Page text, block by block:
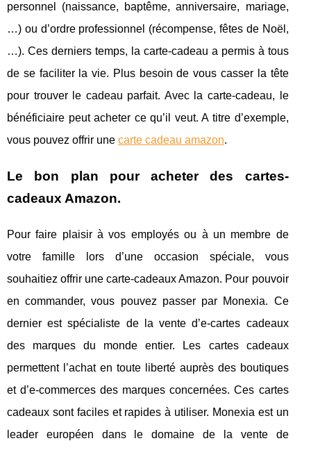
personnel (naissance, baptême, anniversaire, mariage,
…) ou d’ordre professionnel (récompense, fêtes de Noël,
…). Ces derniers temps, la carte-cadeau a permis à tous
de se faciliter la vie. Plus besoin de vous casser la tête
pour trouver le cadeau parfait. Avec la carte-cadeau, le
bénéficiaire peut acheter ce qu’il veut. A titre d’exemple,
vous pouvez offrir une carte cadeau amazon.
Le bon plan pour acheter des cartes-
cadeaux Amazon.
Pour faire plaisir à vos employés ou à un membre de
votre famille lors d’une occasion spéciale, vous
souhaitiez offrir une carte-cadeaux Amazon. Pour pouvoir
en commander, vous pouvez passer par Monexia. Ce
dernier est spécialiste de la vente d’e-cartes cadeaux
des marques du monde entier. Les cartes cadeaux
permettent l’achat en toute liberté auprès des boutiques
et d’e-commerces des marques concernées. Ces cartes
cadeaux sont faciles et rapides à utiliser. Monexia est un
leader européen dans le domaine de la vente de